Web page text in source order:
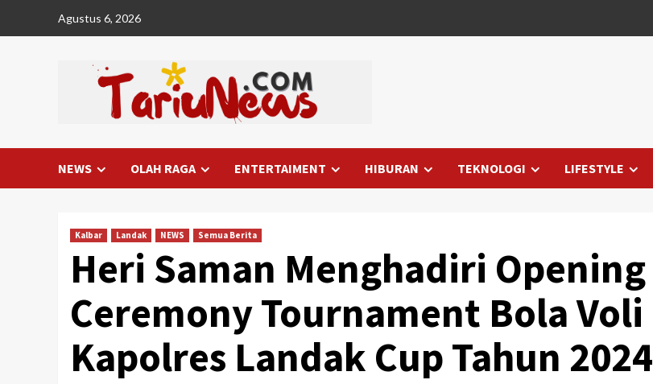
Agustus 6, 2026
NEWS OLAH RAGA ENTERTAIMENT HIBURAN TEKNOLOGI LIFESTYLE
Kalbar Landak NEWS Semua Berita
Heri Saman Menghadiri Opening
Ceremony Tournament Bola Voli
Kapolres Landak Cup Tahun 2024